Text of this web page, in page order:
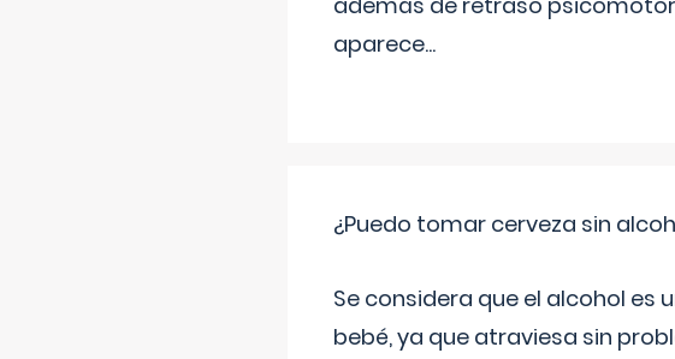
aparece...
¿Puedo tomar cerveza sin
Se considera que el alcohol es
bebé, ya que atraviesa sin